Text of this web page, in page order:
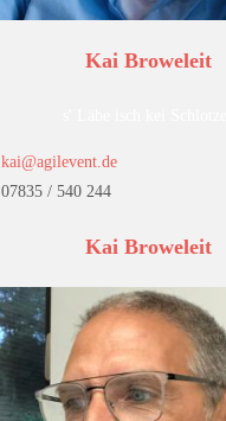
Kai Broweleit
kai@agilevent.de
07835 / 540 244
Kai Broweleit